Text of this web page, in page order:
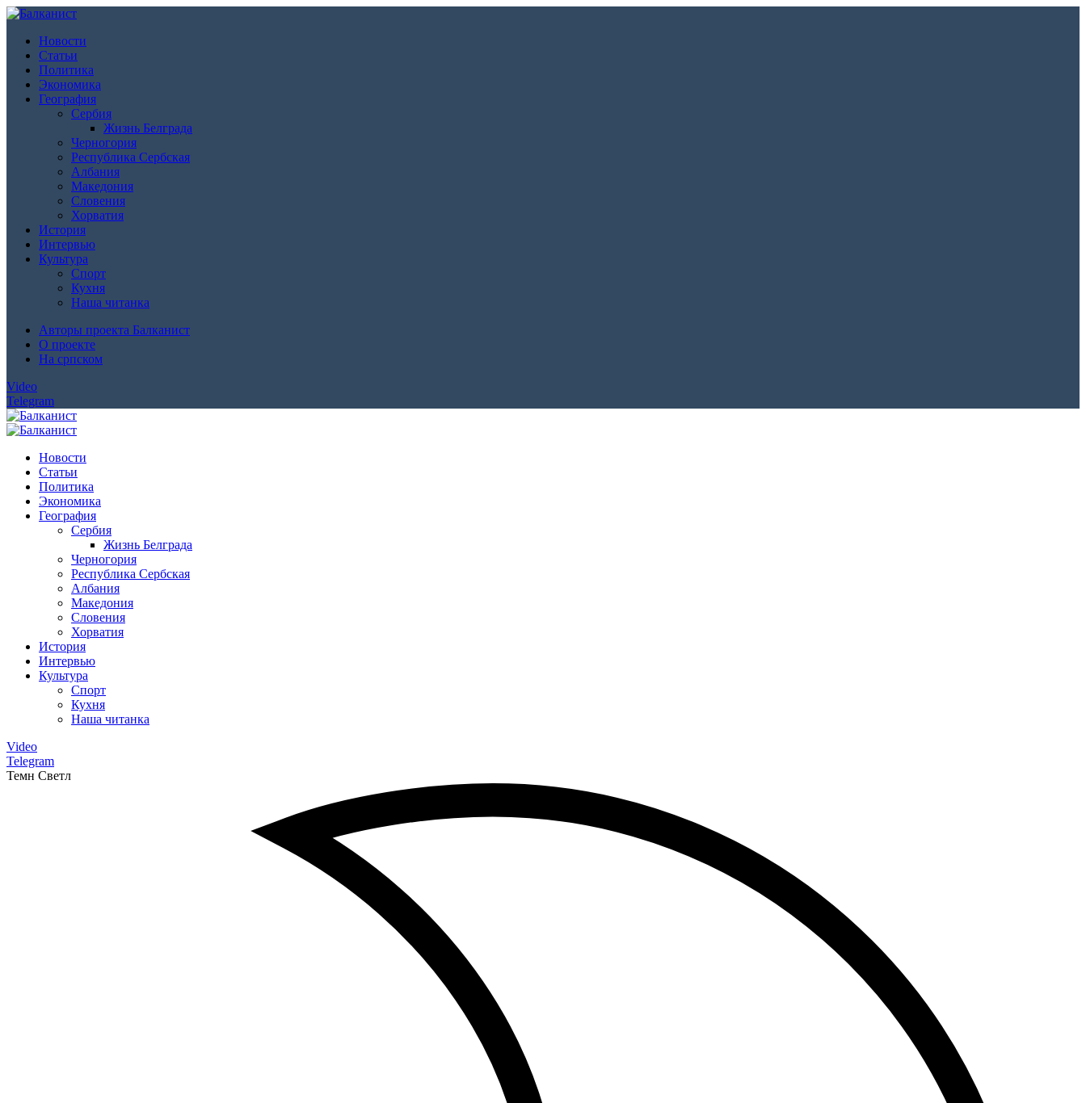
Новости
Статьи
Политика
Экономика
География
Сербия
Жизнь Белграда
Черногория
Республика Сербская
Албания
Македония
Словения
Хорватия
История
Интервью
Культура
Спорт
Кухня
Наша читанка
Авторы проекта Балканист
О проекте
На српском
Video
Telegram
Новости
Статьи
Политика
Экономика
География
Сербия
Жизнь Белграда
Черногория
Республика Сербская
Албания
Македония
Словения
Хорватия
История
Интервью
Культура
Спорт
Кухня
Наша читанка
Video
Telegram
Темн Светл